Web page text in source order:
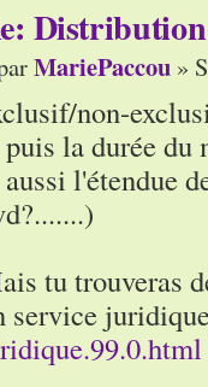
Distribution
MariePaccou »
non-
la durée du
l'étendue
tu trouveras
service